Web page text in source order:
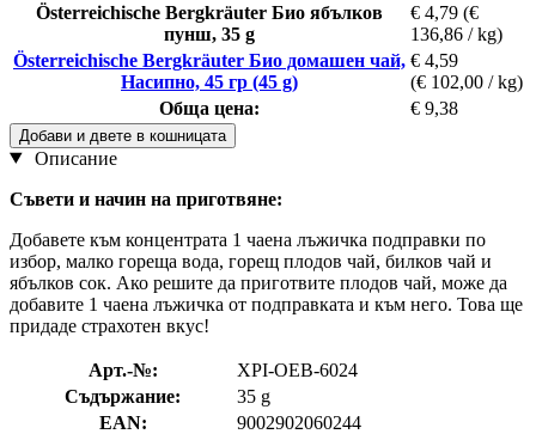
Österreichische Bergkräuter Био ябълков
пунш, 35 g
€ 4,79 (€
136,86 / kg)
Österreichische Bergkräuter Био домашен чай,
Насипно, 45 гр (45 g)
€ 4,59
(€ 102,00 / kg)
Обща цена:
€ 9,38
Добави и двете в кошницата
Описание
Съвети и начин на приготвяне:
Добавете към концентрата 1 чаена лъжичка подправки по
избор, малко гореща вода, горещ плодов чай, билков чай и
ябълков сок. Ако решите да приготвите плодов чай, може да
добавите 1 чаена лъжичка от подправката и към него. Това ще
придаде страхотен вкус!
Арт.-№:
XPI-OEB-6024
Съдържание:
35 g
EAN:
9002902060244